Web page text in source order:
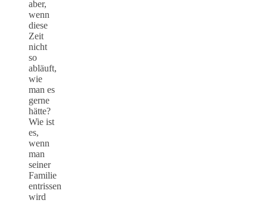
aber,
wenn
diese
Zeit
nicht
so
abläuft,
wie
man es
gerne
hätte?
Wie ist
es,
wenn
man
seiner
Familie
entrissen
wird